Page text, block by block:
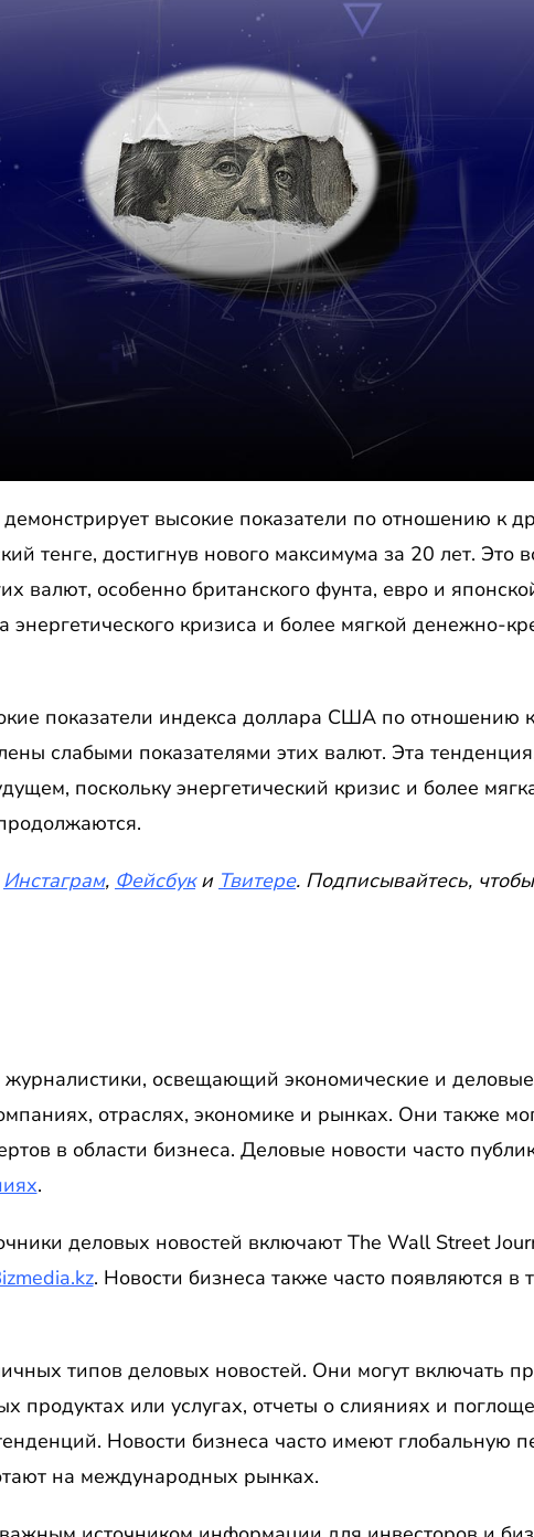
высокие показатели по отношению к
тенге, достигнув нового максимума за 20 лет. Это
валют, особенно британского фунта, евро и
энергетического кризиса и более мягкой денежно-
показатели индекса доллара США по отношению
слабыми показателями этих валют. Эта
поскольку энергетический кризис и более
Инстаграм, Фейсбуки Твитере. Подписывайтесь,
освещающий экономические и
отраслях, экономике и рынках. Они также
в области бизнеса. Деловые новости часто
.
деловых новостей включают The Wall Street
. Новости бизнеса также часто появляются в
типов деловых новостей. Они могут включать
продуктах или услугах, отчеты о слияниях и
Новости бизнеса часто имеют глобальную
на международных рынках.